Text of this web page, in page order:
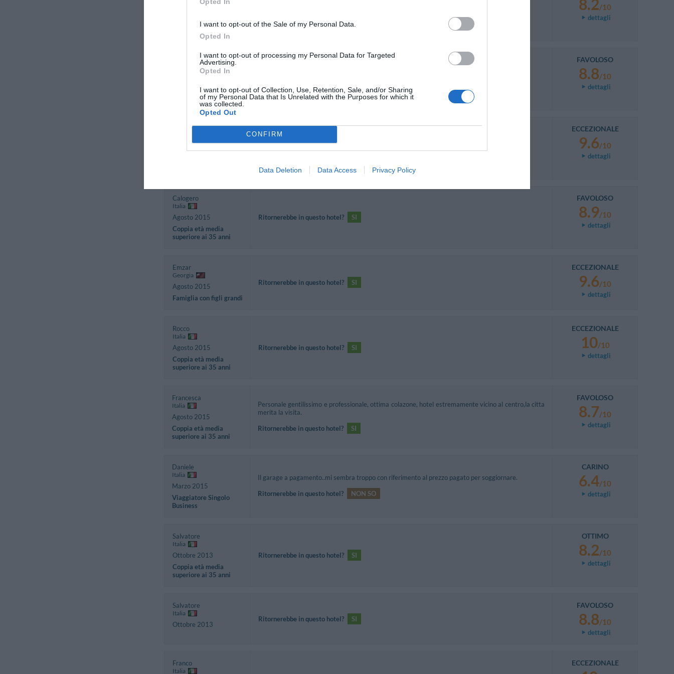
I want to opt-out of the Sale of my Personal Data.
Opted In
I want to opt-out of processing my Personal Data for Targeted
Advertising.
Opted In
I want to opt-out of Collection, Use, Retention, Sale, and/or Sharing
of my Personal Data that Is Unrelated with the Purposes for which it
was collected.
Opted Out
CONFIRM
Data Deletion Data Access Privacy Policy
Coppia età media
superiore ai 35 anni
8.2/10
dettagli
Coppia età media
superiore ai 35 anni
FAVOLOSO
8.8/10
dettagli
ECCEZIONALE
9.6/10
dettagli
Calogero
Italia
Agosto 2015
Coppia età media
superiore ai 35 anni
Ritornerebbe in questo hotel? SI
FAVOLOSO
8.9/10
dettagli
Emzar
Georgia
Agosto 2015
Famiglia con figli grandi
Ritornerebbe in questo hotel? SI
ECCEZIONALE
9.6/10
dettagli
Rocco
Italia
Agosto 2015
Coppia età media
superiore ai 35 anni
Ritornerebbe in questo hotel? SI
ECCEZIONALE
10/10
dettagli
Francesca
Italia
Agosto 2015
Coppia età media
superiore ai 35 anni
Personale gentilissimo e professionale, ottima colazone, hotel estremamente vicino al centro,la citta
merita la visita.
Ritornerebbe in questo hotel?
SI
FAVOLOSO
8.7/10
dettagli
Daniele
Italia
Marzo 2015
Viaggiatore Singolo
Business
Il garage a pagamento..mi sembra troppo con riferimento al prezzo pagato per soggiornare.
Ritornerebbe in questo hotel?
NON SO
CARINO
6.4/10
dettagli
Salvatore
Italia
Ottobre 2013
Coppia età media
superiore ai 35 anni
Ritornerebbe in questo hotel? SI
OTTIMO
8.2/10
dettagli
Salvatore
Italia
Ottobre 2013
Ritornerebbe in questo hotel? SI
FAVOLOSO
8.8/10
dettagli
Franco
Italia
ECCEZIONALE